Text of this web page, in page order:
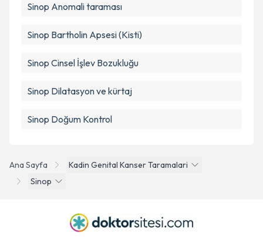
Ana Sayfa
Kadin Genital Kanser Taramalari
Sinop
Sinop Anomali taraması
Sinop Bartholin Apsesi (Kisti)
Sinop Cinsel İşlev Bozukluğu
Sinop Dilatasyon ve kürtaj
Sinop Doğum Kontrol